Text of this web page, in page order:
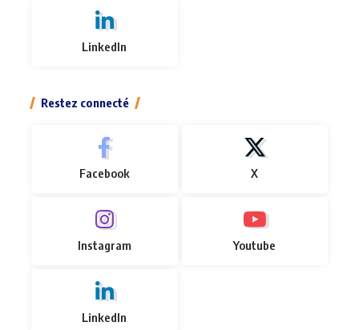
LinkedIn
Restez connecté
Facebook X
Instagram Youtube
LinkedIn